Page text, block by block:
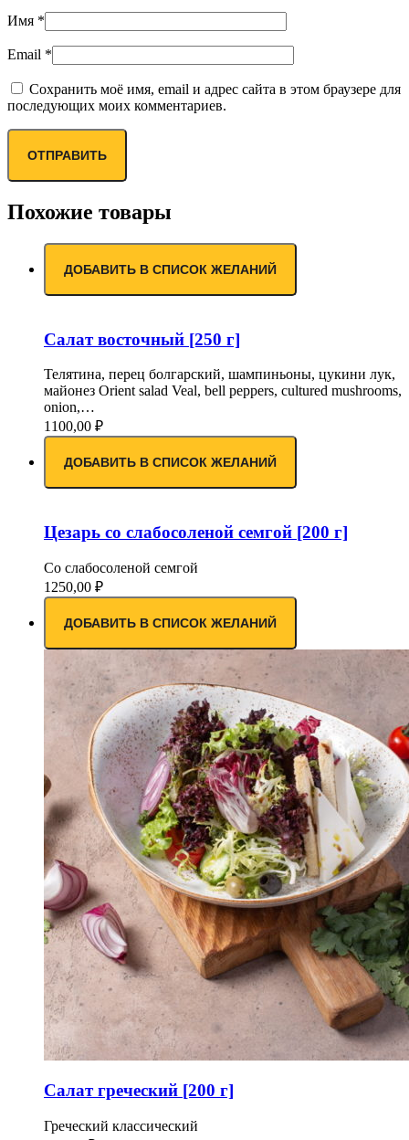
Имя *
Email *
Сохранить моё имя, email и адрес сайта в этом браузере для
последующих моих комментариев.
Похожие товары
ДОБАВИТЬ В СПИСОК ЖЕЛАНИЙ
Салат восточный [250 г]
Телятина, перец болгарский, шампиньоны, цукини лук,
майонез Orient salad Veal, bell peppers, cultured mushrooms,
onion,…
1100,00 ₽
ДОБАВИТЬ В СПИСОК ЖЕЛАНИЙ
Цезарь со слабосоленой семгой [200 г]
Со слабосоленой семгой
1250,00 ₽
ДОБАВИТЬ В СПИСОК ЖЕЛАНИЙ
Салат греческий [200 г]
Греческий классический